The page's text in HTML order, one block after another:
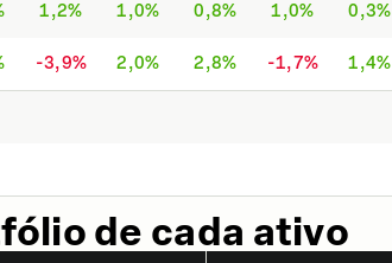
1,2% 1,0% 0,8% 1,0% 0,3%
-3,9% 2,0% 2,8% -1,7% 1,4%
de cada ativo